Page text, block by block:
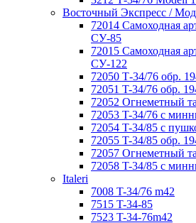
Восточный Экспресс /
72014 Самоходная
СУ-85
72015 Самоходная
СУ-122
72050 Т-34/76 обр.
72051 T-34/76 обр.
72052 Огнеметный
72053 T-34/76 с
72054 T-34/85 с
72055 T-34/85 обр.
72057 Огнеметный
72058 T-34/85 с
Italeri
7008 T-34/76 m42
7515 T-34-85
7523 T-34-76m42